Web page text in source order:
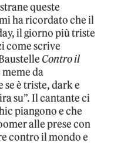
queste
ha ricordato che il
il giorno più triste
come scrive
Contro il
da
se è triste, dark e
su”. Il cantante ci
piangono e che
alle prese con
contro il mondo e